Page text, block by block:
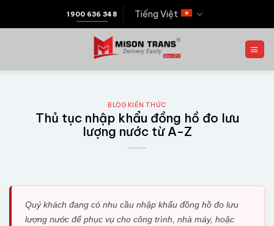
1900 636 348 Tiếng Việt
BLOG KIẾN THỨC
Thủ tục nhập khẩu đồng hồ đo lưu
lượng nước từ A-Z
Quý khách đang có nhu cầu nhập khẩu đồng hồ đo lưu
lượng nước để phục vụ cho công trình, nhà máy, hoặc